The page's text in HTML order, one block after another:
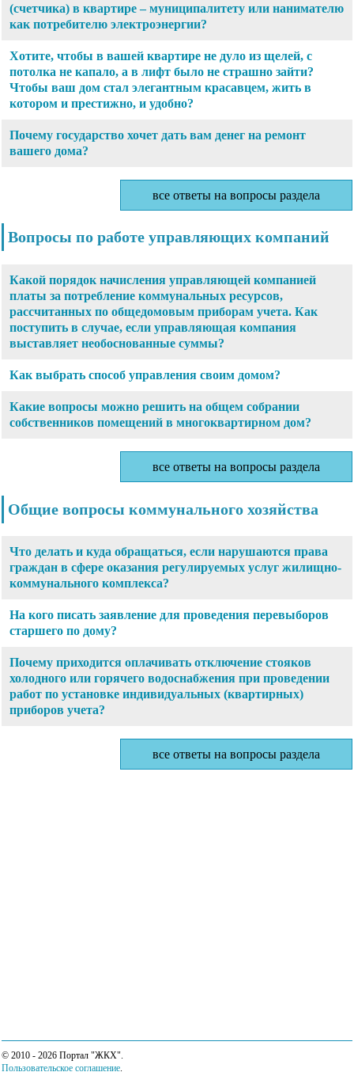
(счетчика) в квартире – муниципалитету или нанимателю
как потребителю электроэнергии?
Хотите, чтобы в вашей квартире не дуло из щелей, с
потолка не капало, а в лифт было не страшно зайти?
Чтобы ваш дом стал элегантным красавцем, жить в
котором и престижно, и удобно?
Почему государство хочет дать вам денег на ремонт
вашего дома?
все ответы на вопросы раздела
Вопросы по работе управляющих компаний
Какой порядок начисления управляющей компанией
платы за потребление коммунальных ресурсов,
рассчитанных по общедомовым приборам учета. Как
поступить в случае, если управляющая компания
выставляет необоснованные суммы?
Как выбрать способ управления своим домом?
Какие вопросы можно решить на общем собрании
собственников помещений в многоквартирном дом?
все ответы на вопросы раздела
Общие вопросы коммунального хозяйства
Что делать и куда обращаться, если нарушаются права
граждан в сфере оказания регулируемых услуг жилищно-
коммунального комплекса?
На кого писать заявление для проведения перевыборов
старшего по дому?
Почему приходится оплачивать отключение стояков
холодного или горячего водоснабжения при проведении
работ по установке индивидуальных (квартирных)
приборов учета?
все ответы на вопросы раздела
© 2010 - 2026 Портал "ЖКХ".
Пользовательское соглашение.